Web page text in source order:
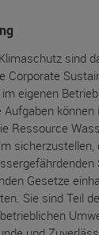
sind
Corporate
eigenen
Aufgaben
Ressource
Gesetze
Sie sind Teil